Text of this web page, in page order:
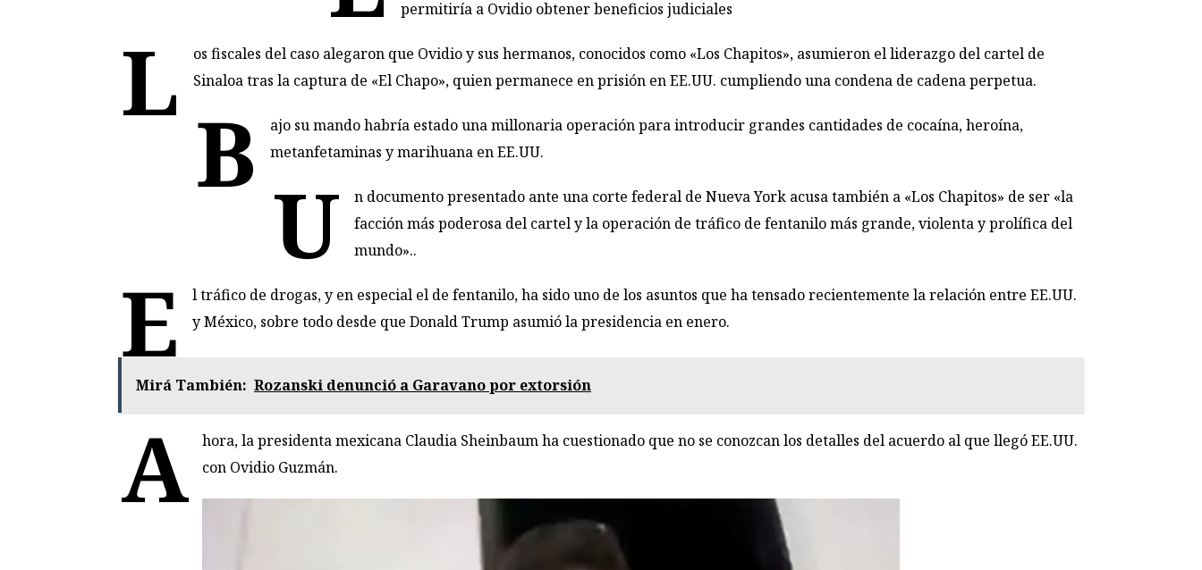
permitiría a Ovidio obtener beneficios judiciales
L
os fiscales del caso alegaron que Ovidio y sus hermanos, conocidos como «Los Chapitos», asumieron el liderazgo del cartel de
Sinaloa tras la captura de «El Chapo», quien permanece en prisión en EE.UU. cumpliendo una condena de cadena perpetua.
B
ajo su mando habría estado una millonaria operación para introducir grandes cantidades de cocaína, heroína,
metanfetaminas y marihuana en EE.UU.
U
n documento presentado ante una corte federal de Nueva York acusa también a «Los Chapitos» de ser «la
facción más poderosa del cartel y la operación de tráfico de fentanilo más grande, violenta y prolífica del
mundo»..
E
l tráfico de drogas, y en especial el de fentanilo, ha sido uno de los asuntos que ha tensado recientemente la relación entre EE.UU.
y México, sobre todo desde que Donald Trump asumió la presidencia en enero.
Mirá También: Rozanski denunció a Garavano por extorsión
A
hora, la presidenta mexicana Claudia Sheinbaum ha cuestionado que no se conozcan los detalles del acuerdo al que llegó EE.UU.
con Ovidio Guzmán.